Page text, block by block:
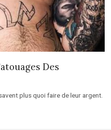
Des
plus quoi faire de leur argent.